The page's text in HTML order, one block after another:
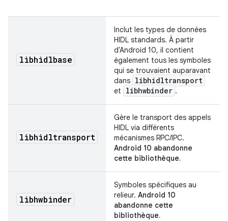
libhidlbase
Inclut les types de données
HIDL standards. À partir
d'Android 10, il contient
également tous les symboles
qui se trouvaient auparavant
dans libhidltransport
et libhwbinder .
libhidltransport
Gère le transport des appels
HIDL via différents
mécanismes RPC/IPC.
Android 10 abandonne
cette bibliothèque.
libhwbinder
Symboles spécifiques au
relieur. Android 10
abandonne cette
bibliothèque.